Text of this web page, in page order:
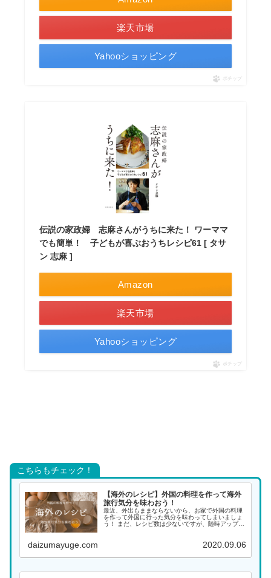
楽天市場
Yahooショッピング
ポチップ
伝説の家政婦 志麻さんがうちに来た！ ワーママ
でも簡単！ 子どもが喜ぶおうちレシピ61 [ タサ
ン 志麻 ]
Amazon
楽天市場
Yahooショッピング
ポチップ
こちらもチェック！
【海外のレシピ】外国の料理を作って海外
旅行気分を味わおう！
最近、外出もままならないから、お家で外国の料理
を作って外国に行った気分を味わってしまいましょ
う！ まだ、レシピ数は少ないですが、随時アップし
daizumayuge.com 2020.09.06